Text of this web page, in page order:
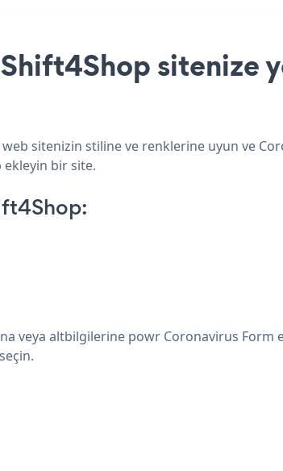
sitenize
sitenizin stiline ve renklerine uyun ve
bir site.
veya altbilgilerine powr Coronavirus